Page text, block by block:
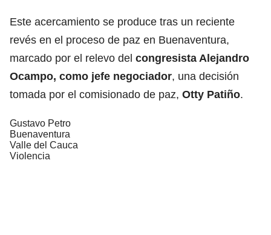
Este acercamiento se produce tras un reciente
revés en el proceso de paz en Buenaventura,
marcado por el relevo del congresista Alejandro
Ocampo, como jefe negociador, una decisión
tomada por el comisionado de paz, Otty Patiño.
Gustavo Petro
Buenaventura
Valle del Cauca
Violencia